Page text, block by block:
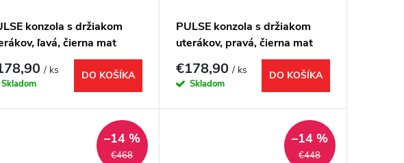
konzola s držiakom
ľavá, čierna mat
/ ks
Skladom
DO KOŠÍKA
PULSE konzola s držiakom
uterákov, pravá, čierna mat
€178,90/ ks
Skladom
DO KOŠÍKA
€468
–14 %
€448
–14 %